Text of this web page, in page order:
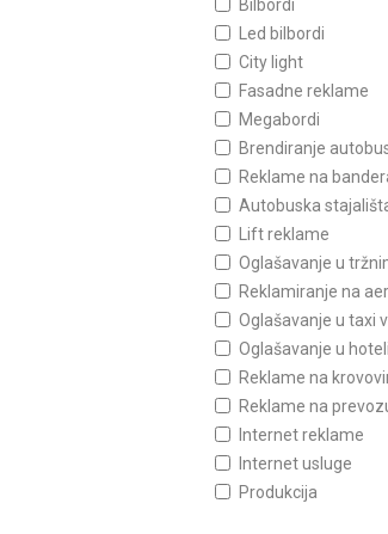
Bilbordi
Led bilbordi
City light
Fasadne reklame
Megabordi
Brendiranje
Reklame na
Autobuska
Lift reklame
Oglašavanje u
Reklamiranje na
Oglašavanje u taxi
Oglašavanje u
Reklame na
Reklame na
Internet reklame
Internet usluge
Produkcija